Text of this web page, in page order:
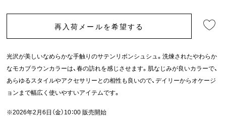
再入荷メールを希望する
光沢が美しいなめらかな手触りのサテンリボンシュシュ。洗煉されたやわらか
なモカブラウンカラーは、春の訪れを感じさせます。肌なじみが良いカラーで、
あらゆるスタイルやアクセサリーとの相性も良いので、デイリーからオケージ
ョンまで幅広く使いやすいアイテムです。
※2026年2月6日（金）10：00 販売開始